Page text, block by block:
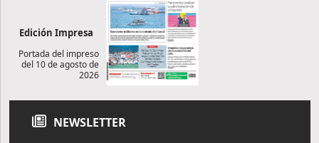
Edición Impresa
Portada del impreso
del 10 de agosto de
2026
NEWSLETTER